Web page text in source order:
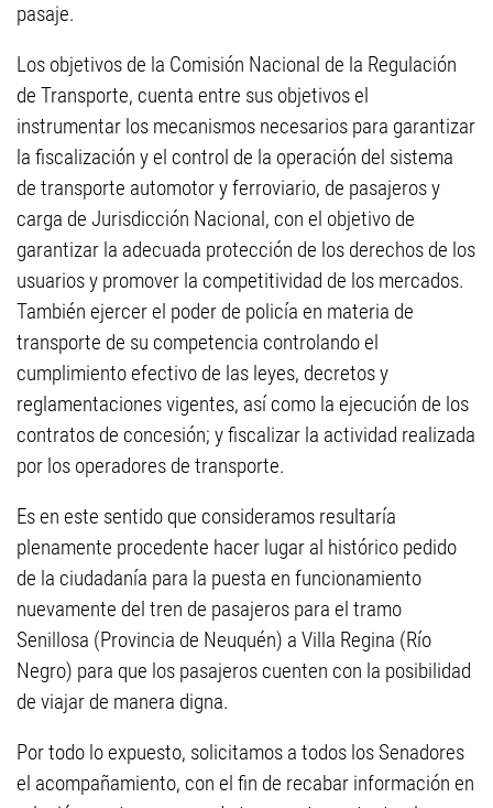
pasaje.
Los objetivos de la Comisión Nacional de la Regulación
de Transporte, cuenta entre sus objetivos el
instrumentar los mecanismos necesarios para garantizar
la fiscalización y el control de la operación del sistema
de transporte automotor y ferroviario, de pasajeros y
carga de Jurisdicción Nacional, con el objetivo de
garantizar la adecuada protección de los derechos de los
usuarios y promover la competitividad de los mercados.
También ejercer el poder de policía en materia de
transporte de su competencia controlando el
cumplimiento efectivo de las leyes, decretos y
reglamentaciones vigentes, así como la ejecución de los
contratos de concesión; y fiscalizar la actividad realizada
por los operadores de transporte.
Es en este sentido que consideramos resultaría
plenamente procedente hacer lugar al histórico pedido
de la ciudadanía para la puesta en funcionamiento
nuevamente del tren de pasajeros para el tramo
Senillosa (Provincia de Neuquén) a Villa Regina (Río
Negro) para que los pasajeros cuenten con la posibilidad
de viajar de manera digna.
Por todo lo expuesto, solicitamos a todos los Senadores
el acompañamiento, con el fin de recabar información en